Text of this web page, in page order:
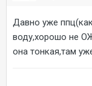
Давно уже
воду,хорошо не
она тонкая,там